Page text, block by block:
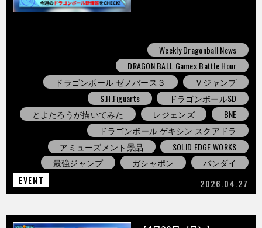
Weekly Dragonball News
DRAGON BALL Games Battle Hour
ドラゴンボール ゼノバース３
Ｖジャンプ
S.H.Figuarts
ドラゴンボールSD
とよたろうが描いてみた
レジェンズ
BNE
ドラゴンボール ゲキシン スクアドラ
アミューズメント景品
SOLID EDGE WORKS
最強ジャンプ
ガシャポン
バンダイ
EVENT
2026.04.27